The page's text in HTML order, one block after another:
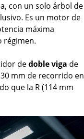
con un solo árbol de
Es un motor de
máxima
régimen.
dedoble viga de
mm de recorrido en
que la R (114 mm